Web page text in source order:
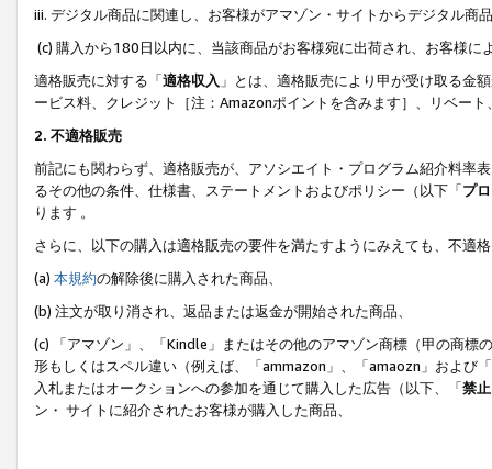
iii. デジタル商品に関連し、お客様がアマゾン・サイトからデジタル
(c) 購入から180日以内に、当該商品がお客様宛に出荷され、お客様
適格販売に対する「適格収入 」とは、適格販売により甲が受け取る金
ービス料、クレジット［注：Amazonポイントを含みます］、リベー
2. 不適格販売
前記にも関わらず、適格販売が、アソシエイト・プログラム紹介料率
るその他の条件、仕様書、ステートメントおよびポリシー（以下「プ
ります 。
さらに、以下の購入は適格販売の要件を満たすようにみえても、不適
(a) 本規約の解除後に購入された商品、
(b) 注文が取り消され、返品または返金が開始された商品、
(c) 「アマゾン」、「Kindle」またはその他のアマゾン商標（甲の商
形もしくはスペル違い（例えば、「ammazon」、「amaozn」および
入札またはオークションへの参加を通じて購入した広告（以下、「禁
ン・ サイトに紹介されたお客様が購入した商品、